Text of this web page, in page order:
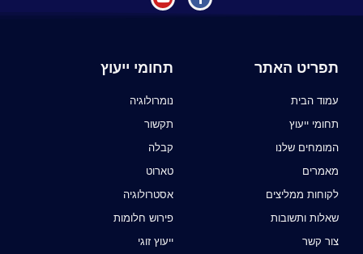
תפריט האתר
עמוד הבית
תחומי ייעוץ
המומחים שלנו
מאמרים
לקוחות ממליצים
שאלות ותשובות
צור קשר
תחומי ייעוץ
נומרולוגיה
תקשור
קבלה
טארוט
אסטרולוגיה
פירוש חלומות
ייעוץ זוגי